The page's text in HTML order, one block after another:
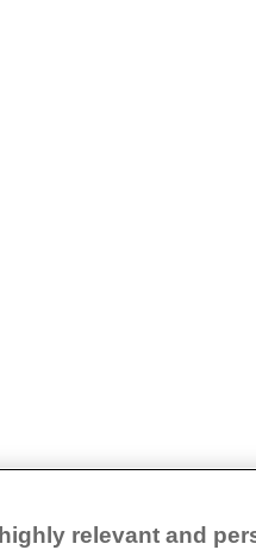
relevant and